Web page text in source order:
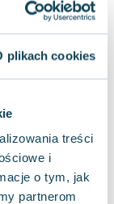
plikach cookies
treści
i
o tym, jak
partnerom